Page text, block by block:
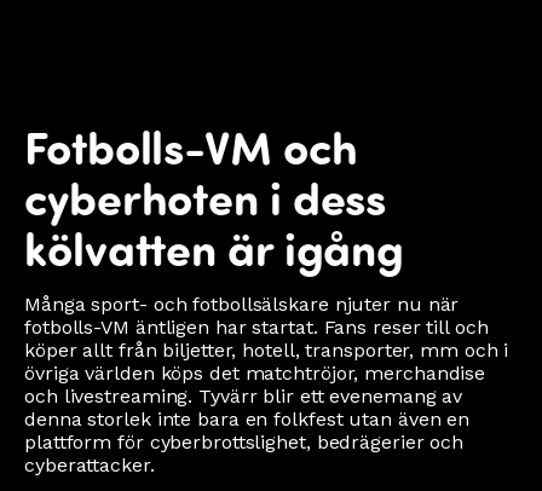
Fotbolls-VM och
cyberhoten i dess
kölvatten är igång
Många sport- och fotbollsälskare njuter nu när
fotbolls-VM äntligen har startat. Fans reser till och
köper allt från biljetter, hotell, transporter, mm och i
övriga världen köps det matchtröjor, merchandise
och livestreaming. Tyvärr blir ett evenemang av
denna storlek inte bara en folkfest utan även en
plattform för cyberbrottslighet, bedrägerier och
cyberattacker.